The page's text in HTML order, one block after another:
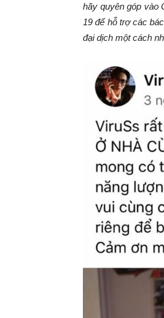
hãy quyên góp vào
19 để hỗ trợ các
đại dịch một cách